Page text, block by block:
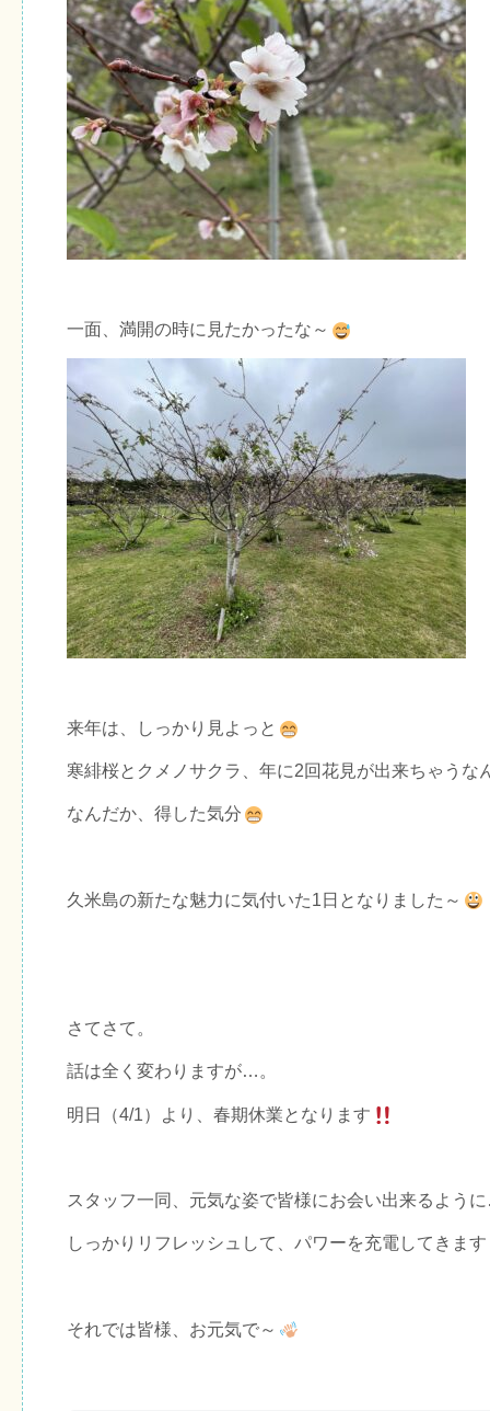
一面、満開の時に見たかったな～
来年は、しっかり見よっと
寒緋桜とクメノサクラ、年に2回花見が出来ちゃう
なんだか、得した気分
久米島の新たな魅力に気付いた1日となりました～
さてさて。
話は全く変わりますが…。
明日（4/1）より、 春期休業となります
スタッフ一同、元気な姿で皆様にお会い出来るよう
しっかりリフレッシュして、パワーを充電してきます
それでは皆様、お元気で～